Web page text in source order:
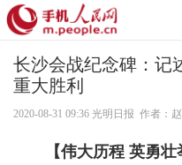
军事 > 专题 > 纪念中国人
长沙会战纪念碑：记
重大胜利
2020-08-31 09:36 光明日报 作者：
【伟大历程 英勇